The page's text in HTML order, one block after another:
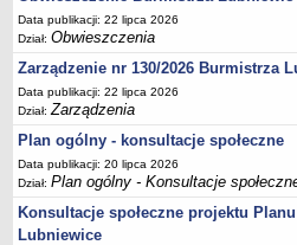
Dyżury Przewodniczącego Rady
Transmisja z obrad sesji
Zadania i uprawnienia
Skład Rady Miejskiej
Plan pracy Rady Miejskiej
Terminy posiedzeń Rady
Głosowania
Data publikacji: 22 lipca 2026
Dział:Obwieszczenia
Zarządzenie nr 130/2026 Burmistrza
Data publikacji: 22 lipca 2026
Dział:Zarządzenia
Plan ogólny - konsultacje społeczne
Data publikacji: 20 lipca 2026
Dział:Plan ogólny - Konsultacje
Konsultacje społeczne projektu
Lubniewice